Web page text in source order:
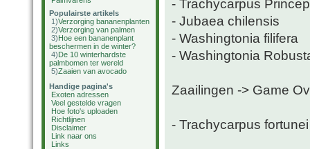
Populairste artikels
1)Verzorging bananenplanten
2)Verzorging van palmen
3)Hoe een bananenplant
beschermen in de winter?
4)De 10 winterhardste
palmbomen ter wereld
5)Zaaien van avocado
Handige pagina's
Exoten adressen
Veel gestelde vragen
Hoe foto's uploaden
Richtlijnen
Disclaimer
Link naar ons
Links
- Trachycarpus
- Jubaea chilensis
- Washingtonia filifera
- Washingtonia
Zaailingen -> Game
- Trachycarpus